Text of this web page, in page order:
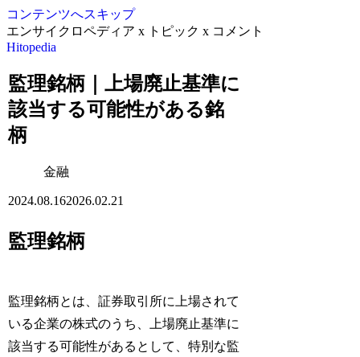
コンテンツへスキップ
エンサイクロペディア x トピック x コメント
Hitopedia
監理銘柄｜上場廃止基準に
該当する可能性がある銘
柄
金融
2024.08.162026.02.21
監理銘柄
監理銘柄とは、証券取引所に上場されて
いる企業の株式のうち、上場廃止基準に
該当する可能性があるとして、特別な監